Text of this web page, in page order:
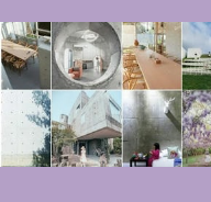
至
主
要
內
容